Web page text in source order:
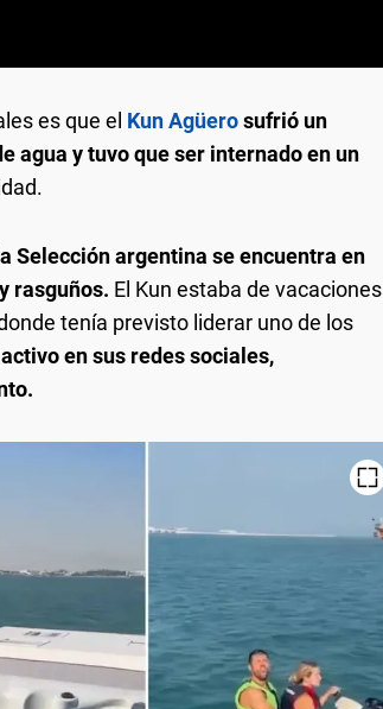
es que el Kun Agüerosufrió un
agua y tuvo que ser internado en un
Selección argentina se encuentra en
rasguños. El Kun estaba de vacaciones
tenía previsto liderar uno de los
en sus redes sociales,